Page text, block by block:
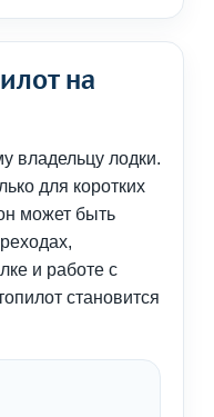
на
владельцу лодки.
для коротких
может быть
и работе с
становится